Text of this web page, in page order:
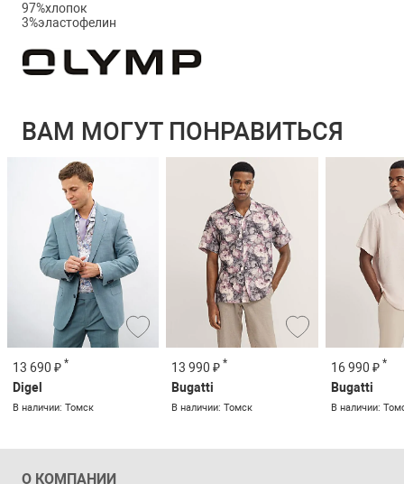
97%хлопок
3%эластофелин
ВАМ МОГУТ ПОНРАВИТЬСЯ
13 690 ₽ *
Digel
В наличии: Томск
13 990 ₽ *
Bugatti
В наличии: Томск
16 990 ₽ *
Bugatti
В наличии:
О КОМПАНИИ